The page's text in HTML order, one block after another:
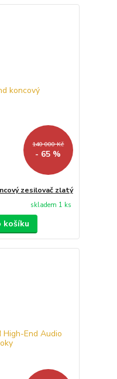
140 000 Kč
- 65 %
zesilovač zlatý
skladem 1 ks
košíku